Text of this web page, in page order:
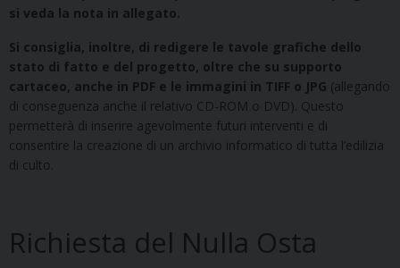
si veda la nota in allegato.
Si consiglia, inoltre, di redigere le tavole grafiche dello
stato di fatto e del progetto, oltre che su supporto
cartaceo, anche in PDF e le immagini in TIFF o JPG (allegando
di conseguenza anche il relativo CD-ROM o DVD). Questo
permetterà di inserire agevolmente futuri interventi e di
consentire la creazione di un archivio informatico di tutta l’edilizia
di culto.
Richiesta del Nulla Osta